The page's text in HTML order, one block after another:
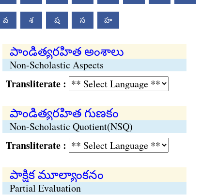
వ శ ష స హ
పాండిత్యరహిత అంశాలు
Non-Scholastic Aspects
:
పాండిత్యరహిత గుణకం
Non-Scholastic Quotient(NSQ)
:
పాక్షిక మూల్యాంకనం
Partial Evaluation